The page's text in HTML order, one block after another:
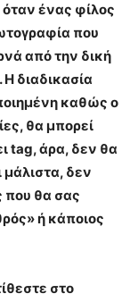
ένας φίλος
που
από την δική
διαδικασία
καθώς ο
θα μπορεί
tag, άρα, δεν θα
μάλιστα, δεν
που θα σας
ή κάποιος
στο